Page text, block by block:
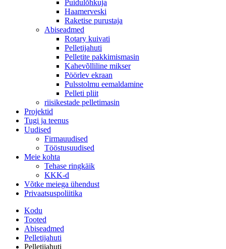
Puidulõhkuja
Haamerveski
Raketise purustaja
Abiseadmed
Rotary kuivati
Pelletijahuti
Pelletite pakkimismasin
Kahevõlliline mikser
Pöörlev ekraan
Pulsstolmu eemaldamine
Pelleti pliit
riisikestade pelletimasin
Projektid
Tugi ja teenus
Uudised
Firmauudised
Tööstusuudised
Meie kohta
Tehase ringkäik
KKK-d
Võtke meiega ühendust
Privaatsuspoliitika
Kodu
Tooted
Abiseadmed
Pelletijahuti
Pelletijahuti